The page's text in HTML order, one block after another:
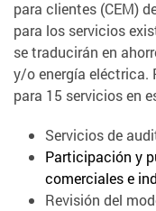
para clientes (CEM)
para los servicios
se traducirán en
y/o energía eléctrica.
para 15 servicios en
Servicios de
Participación y
comerciales e
Revisión del